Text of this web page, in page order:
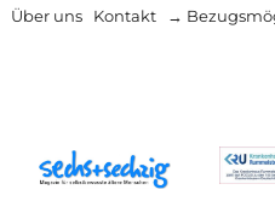
Über uns Kontakt →